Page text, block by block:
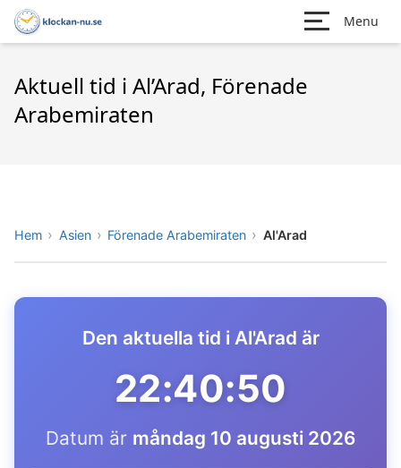
Menu
Aktuell tid i Al’Arad, Förenade
Arabemiraten
Hem Asien Förenade Arabemiraten Al'Arad
Den aktuella tid i Al'Arad är
22:40:50
Datum är måndag 10 augusti 2026